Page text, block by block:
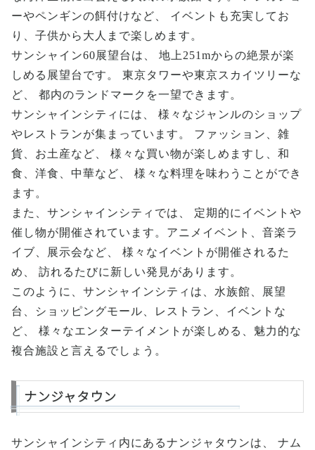
ーやペンギンの餌付けなど、 イベントも充実してお
り、子供から大人まで楽しめます。
サンシャイン60展望台は、 地上251mからの絶景が楽
しめる展望台です。 東京タワーや東京スカイツリーな
ど、 都内のランドマークを一望できます。
サンシャインシティには、 様々なジャンルのショップ
やレストランが集まっています。 ファッション、雑
貨、お土産など、 様々な買い物が楽しめますし、和
食、洋食、中華など、 様々な料理を味わうことができ
ます。
また、サンシャインシティでは、 定期的にイベントや
催し物が開催されています。アニメイベント、音楽ラ
イブ、展示会など、 様々なイベントが開催されるた
め、 訪れるたびに新しい発見があります。
このように、サンシャインシティは、水族館、展望
台、ショッピングモール、レストラン、イベントな
ど、 様々なエンターテイメントが楽しめる、魅力的な
複合施設と言えるでしょう。
ナンジャタウン
サンシャインシティ内にあるナンジャタウンは、 ナム